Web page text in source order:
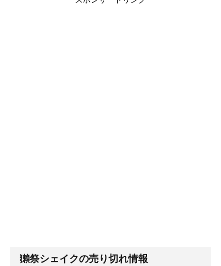
獺祭シェイクの売り切れ情報